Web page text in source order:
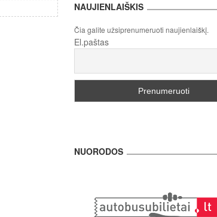
NAUJIENLAIŠKIS
Čia galite užsiprenumeruoti naujienlaiškį.
El.paštas
NUORODOS